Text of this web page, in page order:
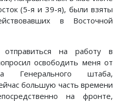
(5-я и 39-я), были взяты
в Восточной
на работу в
освободить меня от
Генерального штаба,
большую часть времени
на фронте,